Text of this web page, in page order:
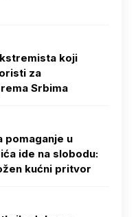
koji
za
Srbima
pomaganje u
ide na slobodu:
kućni pritvor